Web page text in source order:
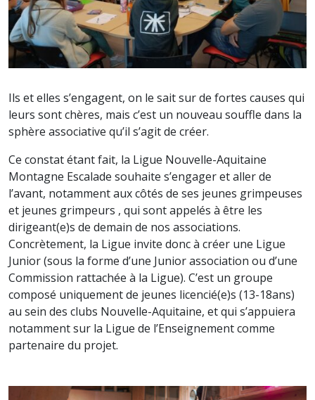
Ils et elles s’engagent, on le sait sur de fortes causes qui
leurs sont chères, mais c’est un nouveau souffle dans la
sphère associative qu’il s’agit de créer.
Ce constat étant fait, la Ligue Nouvelle-Aquitaine
Montagne Escalade souhaite s’engager et aller de
l’avant, notamment aux côtés de ses jeunes grimpeuses
et jeunes grimpeurs , qui sont appelés à être les
dirigeant(e)s de demain de nos associations.
Concrètement, la Ligue invite donc à créer une Ligue
Junior (sous la forme d’une Junior association ou d’une
Commission rattachée à la Ligue). C’est un groupe
composé uniquement de jeunes licencié(e)s (13-18ans)
au sein des clubs Nouvelle-Aquitaine, et qui s’appuiera
notamment sur la Ligue de l’Enseignement comme
partenaire du projet.